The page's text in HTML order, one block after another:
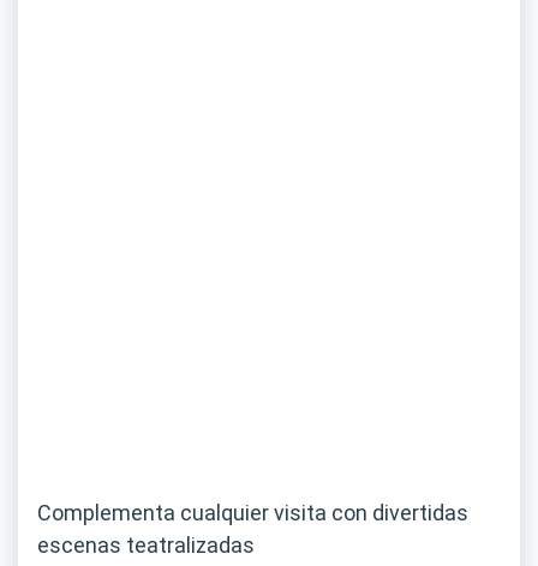
Complementa cualquier visita con divertidas
escenas teatralizadas